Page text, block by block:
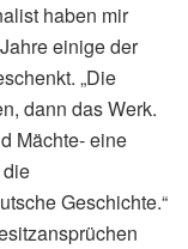
haben mir
einige der
„Die
dann das Werk.
Mächte- eine
Geschichte.“